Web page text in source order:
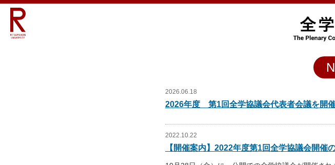
2026.06.18
2026年度 第1回全学協議会代表者会議を開
2022.10.22
【開催案内】2022年度第1回全学協議会開催